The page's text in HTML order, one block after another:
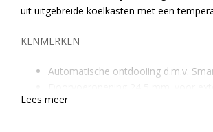
uit uitgebreide koelkasten met een
KENMERKEN
Automatische ontdooiing d.m.v.
Electronische besturing met service-
Lees meer